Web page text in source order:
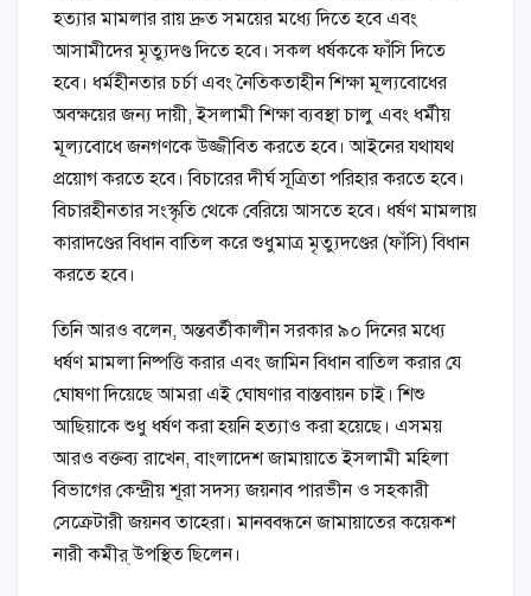
হত্যার মামলার রায় দ্রুত সময়ের মধ্যে দিতে হবে এবং
আসামীদের মৃত্যুদণ্ড দিতে হবে। সকল ধর্ষককে ফাঁসি দিতে
হবে। ধর্মহীনতার চর্চা এবং নৈতিকতাহীন শিক্ষা মূল্যবোধের
অবক্ষয়ের জন্য দায়ী, ইসলামী শিক্ষা ব্যবস্থা চালু এবং ধর্মীয়
মূল্যবোধে জনগণকে উজ্জীবিত করতে হবে। আইনের যথাযথ
প্রয়োগ করতে হবে। বিচারের দীর্ঘ সূত্রিতা পরিহার করতে হবে।
বিচারহীনতার সংস্কৃতি থেকে বেরিয়ে আসতে হবে। ধর্ষণ মামলায়
কারাদণ্ডের বিধান বাতিল করে শুধুমাত্র মৃত্যুদণ্ডের (ফাঁসি) বিধান
করতে হবে।
তিনি আরও বলেন, অন্তবর্তীকালীন সরকার ৯০ দিনের মধ্যে
ধর্ষণ মামলা নিষ্পত্তি করার এবং জামিন বিধান বাতিল করার যে
ঘোষণা দিয়েছে আমরা এই ঘোষণার বাস্তবায়ন চাই। শিশু
আছিয়াকে শুধু ধর্ষণ করা হয়নি হত্যাও করা হয়েছে। এসময়
আরও বক্তব্য রাখেন, বাংলাদেশ জামায়াতে ইসলামী মহিলা
বিভাগের কেন্দ্রীয় শূরা সদস্য জয়নাব পারভীন ও সহকারী
সেক্রেটারী জয়নব তাহেরা। মানববন্ধনে জামায়াতের কয়েকশ
নারী কমীর্ উপস্থিত ছিলেন।